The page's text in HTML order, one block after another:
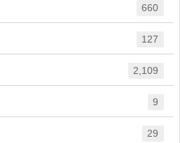
660
127
2,109
9
29